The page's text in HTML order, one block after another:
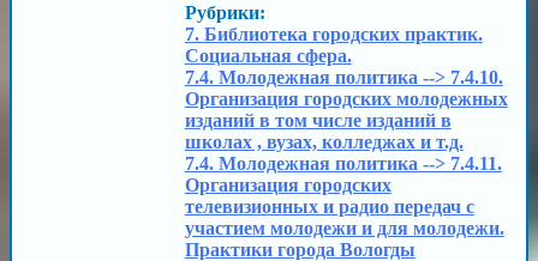
Рубрики:
7. Библиотека городских практик.
Социальная сфера.
7.4. Молодежная политика --> 7.4.10.
Организация городских молодежных
изданий в том числе изданий в
школах , вузах, колледжах и т.д.
7.4. Молодежная политика --> 7.4.11.
Организация городских
телевизионных и радио передач с
участием молодежи и для молодежи.
Практики города Вологды